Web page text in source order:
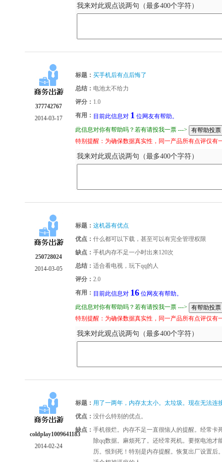
我来对此观点说两句（最多400个字符）
377742767
2014-03-17
标题： 买手机后有点后悔了
总结： 电池太不给力
评分： 1.0
有用： 目前此信息对 1 位网友有帮助。
此信息对你有帮助吗？若有请投我一票 --->
特别提醒：为确保数据真实性，同一产品所有点评仅有
我来对此观点说两句（最多400个字符）
250728024
2014-03-05
标题： 这机器有优点
优点： 什么都可以下载，甚至可以有完全管理权限
缺点： 手机内存不足一小时出来120次
总结： 适合看电视，玩下qq的人
评分： 2.0
有用： 目前此信息对 16 位网友有帮助。
此信息对你有帮助吗？若有请投我一票 --->
特别提醒：为确保数据真实性，同一产品所有点评仅有
我来对此观点说两句（最多400个字符）
coldplay1009641183
2014-02-24
标题： 用了一两年，内存太太小。太垃圾。现在无法连
优点： 没什么特别的优点。
缺点： 手机很烂。内存不足一直很恼人的提醒。经常卡
除qq数据。麻烦死了。还经常死机。要抠电池
历。恨到死！特别是内存提醒。恢复出厂设置后